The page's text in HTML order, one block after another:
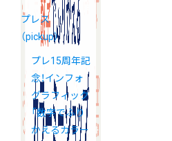
プレス
（pickup）
プレ15周年記
念！インフォ
グラフィック
「数字でふり
かえるカラー